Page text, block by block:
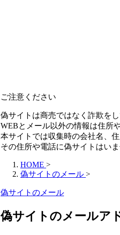
ご注意ください
偽サイトは商売ではなく詐欺を
WEBとメール以外の情報は住所
本サイトでは収集時の会社名、
その住所や電話に偽サイトはい
HOME >
偽サイトのメール >
偽サイトのメール
偽サイトのメールア